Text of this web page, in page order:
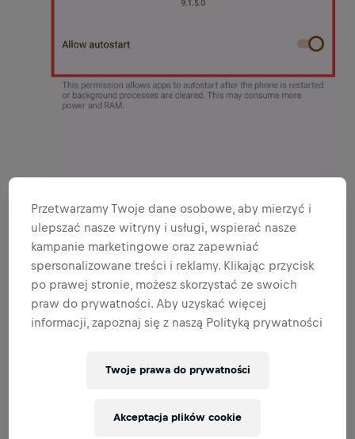
Przetwarzamy Twoje dane osobowe, aby mierzyć i
ulepszać nasze witryny i usługi, wspierać nasze
kampanie marketingowe oraz zapewniać
spersonalizowane treści i reklamy. Klikając przycisk
po prawej stronie, możesz skorzystać ze swoich
praw do prywatności. Aby uzyskać więcej
informacji, zapoznaj się z naszą Polityką prywatności
Twoje prawa do prywatności
Akceptacja plików cookie